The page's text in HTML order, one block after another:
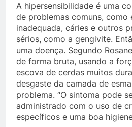
A hipersensibilidade é uma
de problemas comuns, como
inadequada, cáries e outros
sérios, como a gengivite.
uma doença. Segundo
de forma bruta, usando a
escova de cerdas muitos
desgaste da camada de
problema. “O sintoma pode
administrado com o uso de
específicos e uma boa